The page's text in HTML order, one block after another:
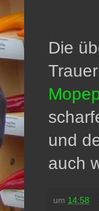
Die
und
auch
um 14:58